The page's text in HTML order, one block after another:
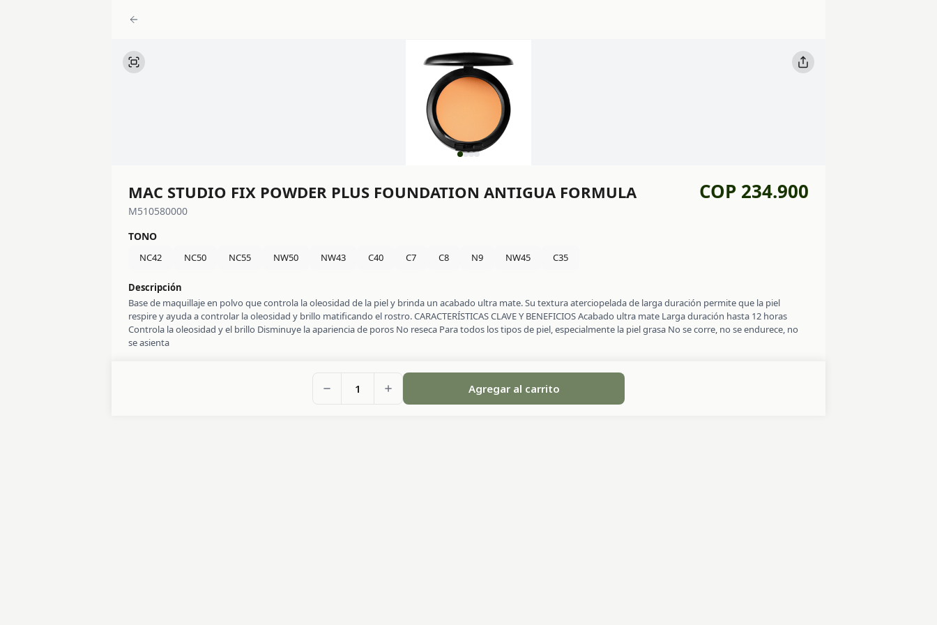
MAC STUDIO FIX POWDER PLUS FOUNDATION ANTIGUA FORMULA COP 234.900
M510580000
TONO
NC42 NC50 NC55 NW50 NW43 C40 C7 C8 N9 NW45 C35
Descripción
Base de maquillaje en polvo que controla la oleosidad de la piel y brinda un acabado ultra mate. Su textura aterciopelada de larga duración permite que la piel
respire y ayuda a controlar la oleosidad y brillo matificando el rostro. CARACTERÍSTICAS CLAVE Y BENEFICIOS Acabado ultra mate Larga duración hasta 12 horas
Controla la oleosidad y el brillo Disminuye la apariencia de poros No reseca Para todos los tipos de piel, especialmente la piel grasa No se corre, no se endurece, no
se asienta
1 Agregar al carrito